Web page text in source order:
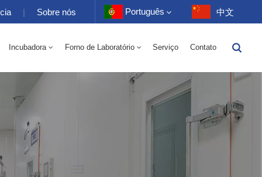
| Sobre nós Português
Français
中文
Incubadora Forno de Laboratório Serviço Contato